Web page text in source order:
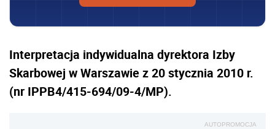
Interpretacja indywidualna dyrektora Izby
Skarbowej w Warszawie z 20 stycznia 2010 r.
(nr IPPB4/415-694/09-4/MP).
AUTOPROMOCJA